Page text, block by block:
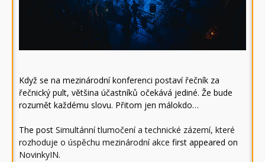
Když se na mezinárodní konferenci postaví řečník za
řečnický pult, většina účastníků očekává jediné. Že bude
rozumět každému slovu. Přitom jen málokdo…
The post Simultánní tlumočení a technické zázemí, které
rozhoduje o úspěchu mezinárodní akce first appeared on
NovinkyIN.